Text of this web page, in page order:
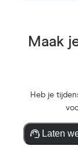
Maak
Heb je
Laten